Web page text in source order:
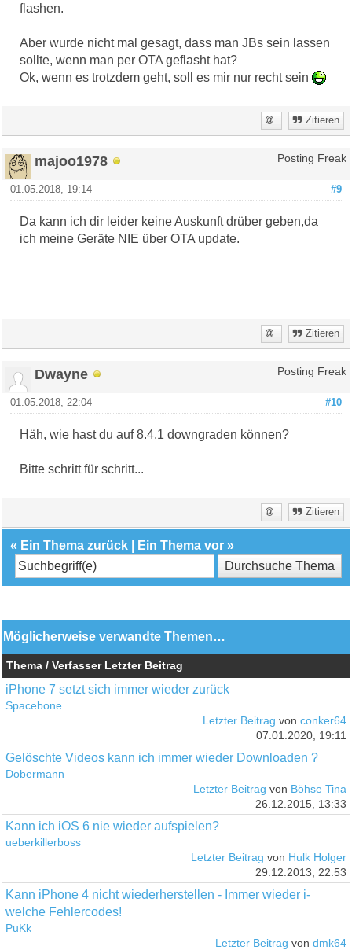
flashen.
Aber wurde nicht mal gesagt, dass man JBs sein lassen
sollte, wenn man per OTA geflasht hat?
Ok, wenn es trotzdem geht, soll es mir nur recht sein
Zitieren
majoo1978 Posting Freak
#9
01.05.2018, 19:14
Da kann ich dir leider keine Auskunft drüber geben,da
ich meine Geräte NIE über OTA update.
Zitieren
Dwayne Posting Freak
#10
01.05.2018, 22:04
Häh, wie hast du auf 8.4.1 downgraden können?
Bitte schritt für schritt...
Zitieren
« Ein Thema zurück Ein Thema vor »
Möglicherweise verwandte Themen…
Thema / Verfasser Letzter Beitrag
iPhone 7 setzt sich immer wieder zurück
Spacebone
Letzter Beitrag von conker64
07.01.2020, 19:11
Gelöschte Videos kann ich immer wieder Downloaden ?
Dobermann
Letzter Beitrag von Böhse Tina
26.12.2015, 13:33
Kann ich iOS 6 nie wieder aufspielen?
ueberkillerboss
Letzter Beitrag von Hulk Holger
29.12.2013, 22:53
Kann iPhone 4 nicht wiederherstellen - Immer wieder i-
welche Fehlercodes!
PuKk
Letzter Beitrag von dmk64